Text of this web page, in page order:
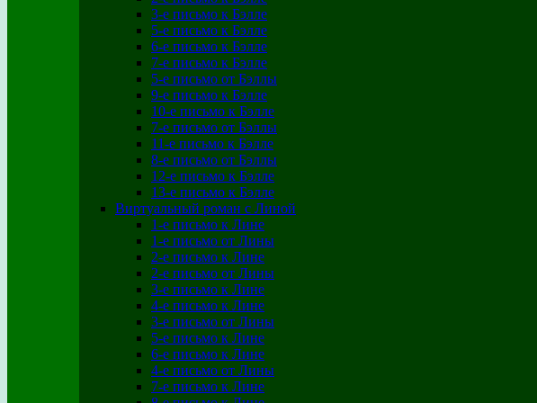
3-е письмо к Бэлле
5-е письмо к Бэлле
6-е письмо к Бэлле
7-е письмо к Бэлле
5-е письмо от Бэллы
9-е письмо к Бэлле
10-е письмо к Бэлле
7-е письмо от Бэллы
11-е письмо к Бэлле
8-е письмо от Бэллы
12-е письмо к Бэлле
13-е письмо к Бэлле
Виртуальный роман с Линой
1-е письмо к Лине
1-е письмо от Лины
2-е письмо к Лине
2-е письмо от Лины
3-е письмо к Лине
4-е письмо к Лине
3-е письмо от Лины
5-е письмо к Лине
6-е письмо к Лине
4-е письмо от Лины
7-е письмо к Лине